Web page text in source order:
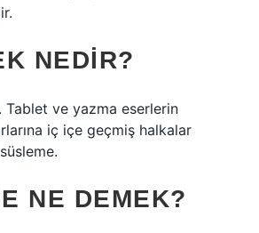
NEDIR?
Tablet ve yazma eserlerin
iç içe geçmiş halkalar
NE DEMEK?